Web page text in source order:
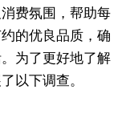
费氛围，帮助每
的优良品质，确
为了更好地了解
以下调查。